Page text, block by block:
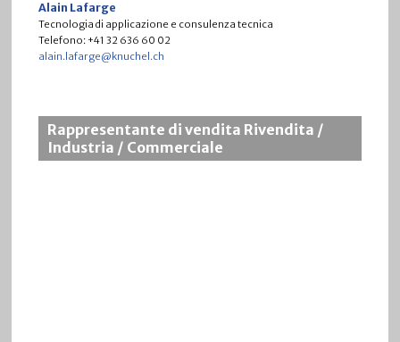
Alain Lafarge
Tecnologia di applicazione e consulenza tecnica
Telefono: +41 32 636 60 02
alain.lafarge@knuchel.ch
Rappresentante di vendita Rivendita /
Industria / Commerciale